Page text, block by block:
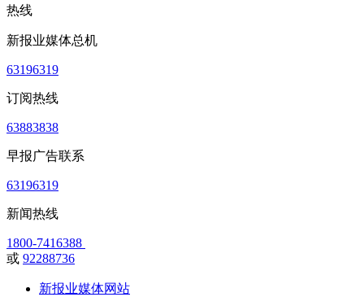
热线
新报业媒体总机
63196319
订阅热线
63883838
早报广告联系
63196319
新闻热线
1800-7416388
或 92288736
新报业媒体网站